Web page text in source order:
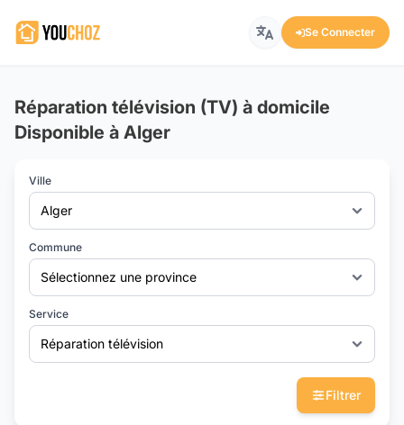
Se Connecter
Réparation télévision (TV) à domicile
Disponible à Alger
Ville
Alger
Commune
Sélectionnez une province
Service
Réparation télévision
Filtrer